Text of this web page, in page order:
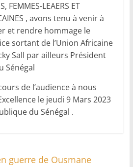
FEMMES-LEAERS ET
, avons tenu à venir à
et rendre hommage le
sortant de l’Union Africaine
Sall par ailleurs Président
Sénégal
de l’audience à nous
le jeudi 9 Mars 2023
du Sénégal .
guerre de Ousmane